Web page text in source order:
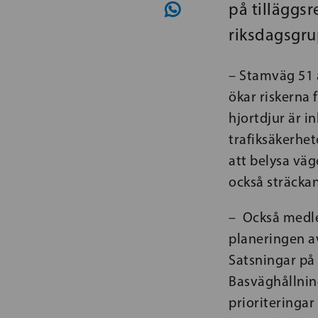
på
– Stamväg
ökar riskerna
hjortdjur är
att belysa
också
– Också
planeringen
Satsningar
prioriteringar